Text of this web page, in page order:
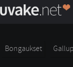
Bongaukset